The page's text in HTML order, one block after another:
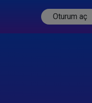
Oturum aç